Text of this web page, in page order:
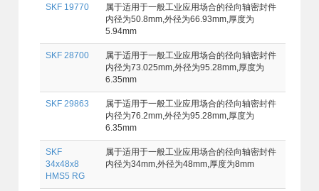
SKF 19770
属于适用于一般工业应用场合的径向轴密封件
内径为50.8mm,外径为66.93mm,厚度为
5.94mm
SKF 28700
属于适用于一般工业应用场合的径向轴密封件
内径为73.025mm,外径为95.28mm,厚度为
6.35mm
SKF 29863
属于适用于一般工业应用场合的径向轴密封件
内径为76.2mm,外径为95.28mm,厚度为
6.35mm
SKF
34x48x8
HMS5 RG
属于适用于一般工业应用场合的径向轴密封件
内径为34mm,外径为48mm,厚度为8mm